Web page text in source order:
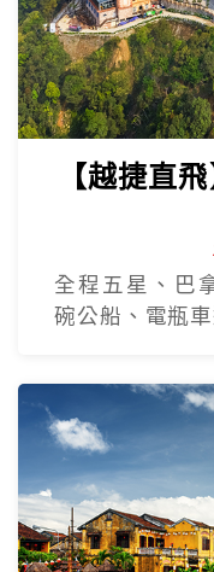
【越捷直
全程五星、巴
碗公船、電瓶